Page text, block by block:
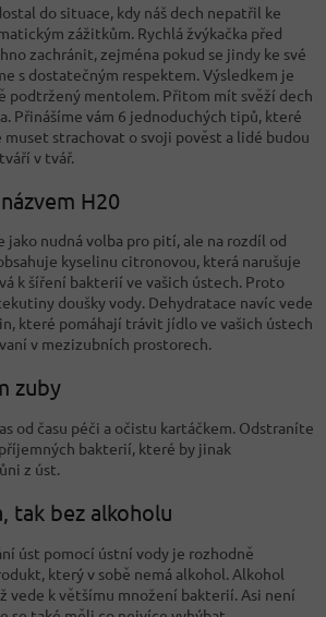
do situace, kdy náš dech nepatřil ke
zážitkům. Rychlá žvýkačka před
zachránit, zejména pokud se jindy ke své
s dostatečným respektem. Výsledkem je
podtržený mentolem. Přitom mít svěží dech
Přinášíme vám 6 jednoduchých tipů, které
muset strachovat o svoji pověst a lidé budou
v tvář.
H20
jako nudná volba pro pití, ale na rozdíl od
kyselinu citronovou, která narušuje
k šíření bakterií ve vašich ústech. Proto
doušky vody. Dehydratace navíc vede
které pomáhají trávit jídlo ve vašich ústech
v mezizubních prostorech.
zuby
od času péči a očistu kartáčkem. Odstraníte
bakterií, které by jinak
z úst.
tak bez alkoholu
úst pomocí ústní vody je rozhodně
který v sobě nemá alkohol. Alkohol
vede k většímu množení bakterií. Asi není